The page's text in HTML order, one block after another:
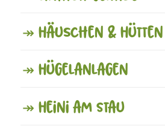
↠ Häuschen & Hütten
↠ Hügelanlagen
↠ Heini am Stau